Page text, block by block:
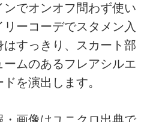
でオンオフ問わず使い
ーコーデでスタメン入
はすっきり、スカート部
ムのあるフレアシルエ
を演出します。